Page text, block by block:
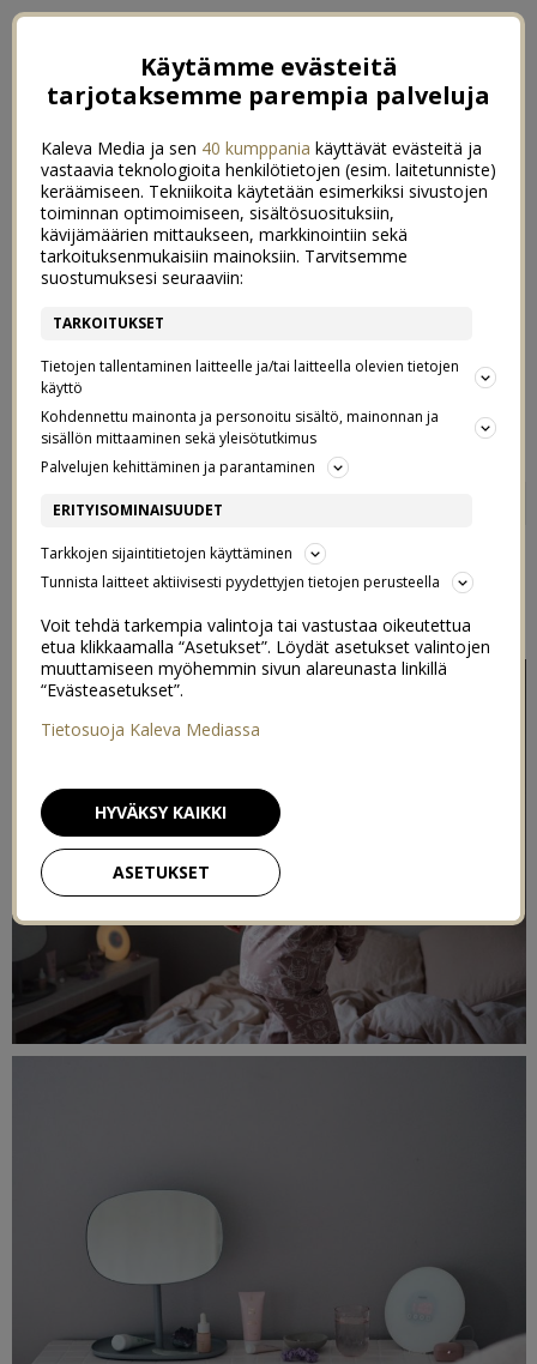
AAMUJENI PIRISTYS, ELI
MITEN HERÄTÄ IHAN VÄHÄN
HELPOMMIN
7/12/2021
Käytämme evästeitä
tarjotaksemme parempia palveluja
Kaleva Media ja sen 40 kumppania käyttävät evästeitä ja
vastaavia teknologioita henkilötietojen (esim. laitetunniste)
keräämiseen. Tekniikoita käytetään esimerkiksi sivustojen
toiminnan optimoimiseen, sisältösuosituksiin,
kävijämäärien mittaukseen, markkinointiin sekä
tarkoituksenmukaisiin mainoksiin. Tarvitsemme
suostumuksesi seuraaviin:
TARKOITUKSET
Tietojen tallentaminen laitteelle ja/tai laitteella olevien tietojen
käyttö
Kohdennettu mainonta ja personoitu sisältö, mainonnan ja
sisällön mittaaminen sekä yleisötutkimus
Palvelujen kehittäminen ja parantaminen
ERITYISOMINAISUUDET
Tarkkojen sijaintitietojen käyttäminen
Tunnista laitteet aktiivisesti pyydettyjen tietojen perusteella
Voit tehdä tarkempia valintoja tai vastustaa oikeutettua
etua klikkaamalla “Asetukset”. Löydät asetukset valintojen
muuttamiseen myöhemmin sivun alareunasta linkillä
“Evästeasetukset”.
Tietosuoja Kaleva Mediassa
ASETUKSET
HYVÄKSY KAIKKI